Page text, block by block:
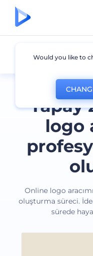
Yapay
logo
Online logo
oluşturma süreci.
sürede
Tüm logolar
Would you like to